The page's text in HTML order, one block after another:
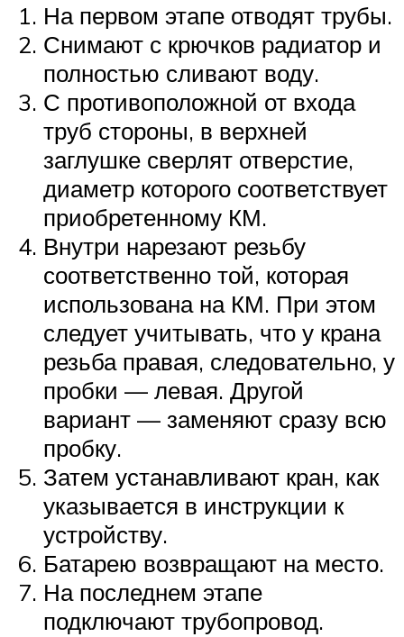
На первом этапе отводят трубы.
Снимают с крючков радиатор и
полностью сливают воду.
С противоположной от входа
труб стороны, в верхней
заглушке сверлят отверстие,
диаметр которого соответствует
приобретенному КМ.
Внутри нарезают резьбу
соответственно той, которая
использована на КМ. При этом
следует учитывать, что у крана
резьба правая, следовательно, у
пробки — левая. Другой
вариант — заменяют сразу всю
пробку.
Затем устанавливают кран, как
указывается в инструкции к
устройству.
Батарею возвращают на место.
На последнем этапе
подключают трубопровод.